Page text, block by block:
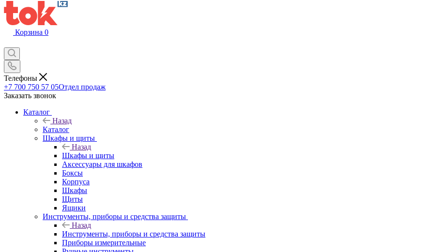
Корзина 0
Телефоны
+7 700 750 57 05Отдел продаж
Заказать звонок
Каталог
Назад
Каталог
Шкафы и щиты
Назад
Шкафы и щиты
Аксессуары для шкафов
Боксы
Корпуса
Шкафы
Щиты
Ящики
Инструменты, приборы и средства защиты
Назад
Инструменты, приборы и средства защиты
Приборы измерительные